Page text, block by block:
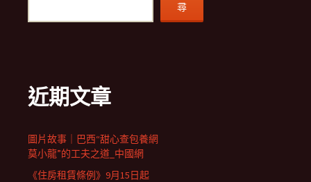
尋
近期文章
圖片故事｜巴西“甜心查包養網
莫小龍”的工夫之道_中國網
《住房租賃條例》9月15日起